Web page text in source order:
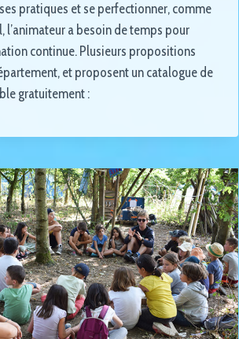
pratiques et se perfectionner, comme
l’animateur a besoin de temps pour
continue. Plusieurs propositions
et proposent un catalogue de
gratuitement :